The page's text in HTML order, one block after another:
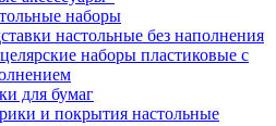
наборы
настольные без наполнения
наборы пластиковые с
для бумаг
и покрытия настольные